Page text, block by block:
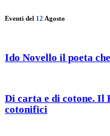
Eventi del 12 Agosto
Ido Novello il poeta
Di carta e di cotone. Il
cotonifici